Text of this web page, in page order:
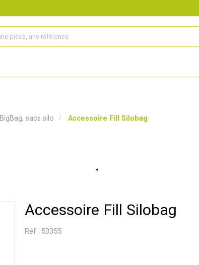
BigBag, sacs silo Accessoire Fill Silobag
Accessoire Fill Silobag
Réf : 53355